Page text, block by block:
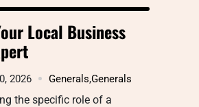
Local Business
2026 Generals,Generals
the specific role of a